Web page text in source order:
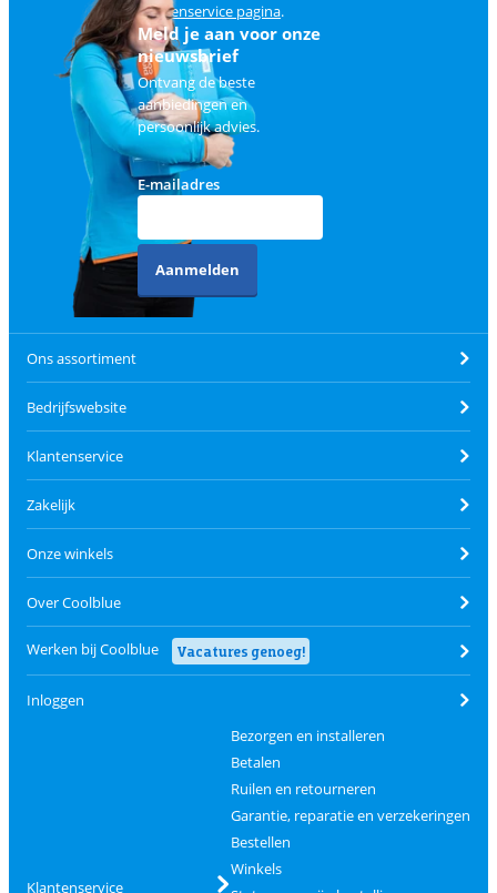
klantenservice pagina.
Meld je aan voor onze
nieuwsbrief
Ontvang de beste
aanbiedingen en
persoonlijk advies.
E-mailadres
Aanmelden
Ons assortiment
Bedrijfswebsite
Klantenservice
Zakelijk
Onze winkels
Over Coolblue
Werken bij Coolblue Vacatures genoeg!
Inloggen
Klantenservice
Bezorgen en installeren
Betalen
Ruilen en retourneren
Garantie, reparatie en verzekeringen
Bestellen
Winkels